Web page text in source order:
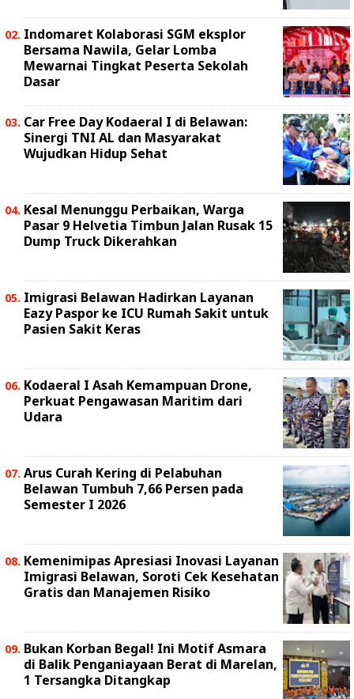
Indomaret Kolaborasi SGM eksplor
Bersama Nawila, Gelar Lomba
Mewarnai Tingkat Peserta Sekolah
Dasar
Car Free Day Kodaeral I di Belawan:
Sinergi TNI AL dan Masyarakat
Wujudkan Hidup Sehat
Kesal Menunggu Perbaikan, Warga
Pasar 9 Helvetia Timbun Jalan Rusak 15
Dump Truck Dikerahkan
Imigrasi Belawan Hadirkan Layanan
Eazy Paspor ke ICU Rumah Sakit untuk
Pasien Sakit Keras
Kodaeral I Asah Kemampuan Drone,
Perkuat Pengawasan Maritim dari
Udara
Arus Curah Kering di Pelabuhan
Belawan Tumbuh 7,66 Persen pada
Semester I 2026
Kemenimipas Apresiasi Inovasi Layanan
Imigrasi Belawan, Soroti Cek Kesehatan
Gratis dan Manajemen Risiko
Bukan Korban Begal! Ini Motif Asmara
di Balik Penganiayaan Berat di Marelan,
1 Tersangka Ditangkap